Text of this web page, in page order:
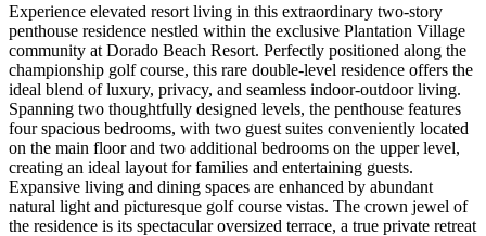
Experience elevated resort living in this extraordinary two-story
penthouse residence nestled within the exclusive Plantation Village
community at Dorado Beach Resort. Perfectly positioned along the
championship golf course, this rare double-level residence offers the
ideal blend of luxury, privacy, and seamless indoor-outdoor living.
Spanning two thoughtfully designed levels, the penthouse features
four spacious bedrooms, with two guest suites conveniently located
on the main floor and two additional bedrooms on the upper level,
creating an ideal layout for families and entertaining guests.
Expansive living and dining spaces are enhanced by abundant
natural light and picturesque golf course vistas. The crown jewel of
the residence is its spectacular oversized terrace, a true private retreat